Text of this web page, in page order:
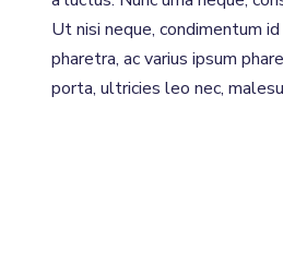
Ut nisi neque, condimentum
pharetra, ac varius ipsum
porta, ultricies leo nec,